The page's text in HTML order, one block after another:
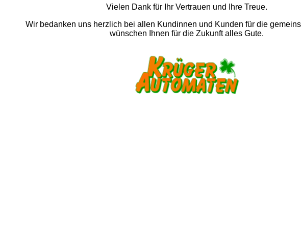
Vielen Dank für Ihr Vertrauen und Ihre Treue.
Wir bedanken uns herzlich bei allen Kundinnen und Kunden für die
wünschen Ihnen für die Zukunft alles Gute.